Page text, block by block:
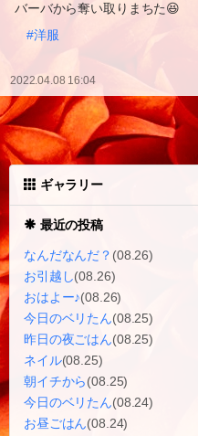
バーバから奪い取りまちた😆
#洋服
2022.04.08 16:04
ギャラリー
最近の投稿
なんだなんだ？ (08.26)
お引越し(08.26)
おはよー♪(08.26)
今日のベリたん(08.25)
昨日の夜ごはん(08.25)
ネイル(08.25)
朝イチから(08.25)
今日のベリたん(08.24)
お昼ごはん(08.24)